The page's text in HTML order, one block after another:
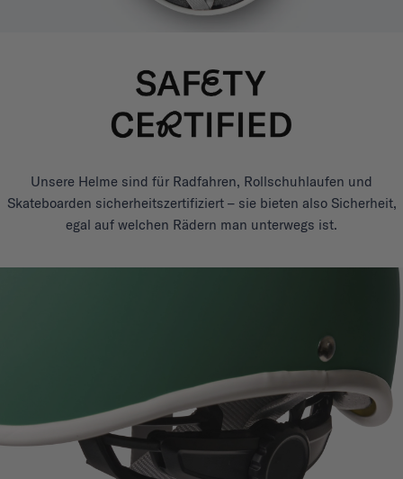
Unsere Helme sind für Radfahren, Rollschuhlaufen und
Skateboarden sicherheitszertifiziert – sie bieten also Sicherheit,
egal auf welchen Rädern man unterwegs ist.